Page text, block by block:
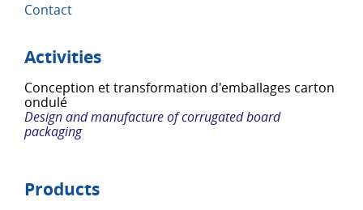
Contact
Activities
Conception et transformation d'emballages carton
ondulé
Design and manufacture of corrugated board
packaging
Products